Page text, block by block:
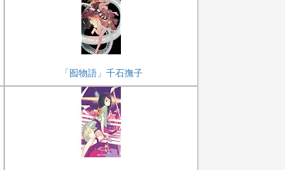
「囮物語」千石撫子